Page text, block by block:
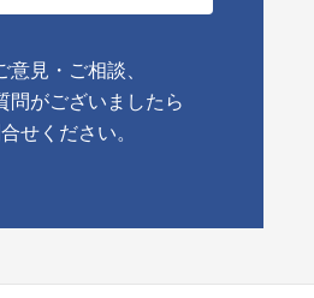
見・ご相談、
問がございましたら
せください。